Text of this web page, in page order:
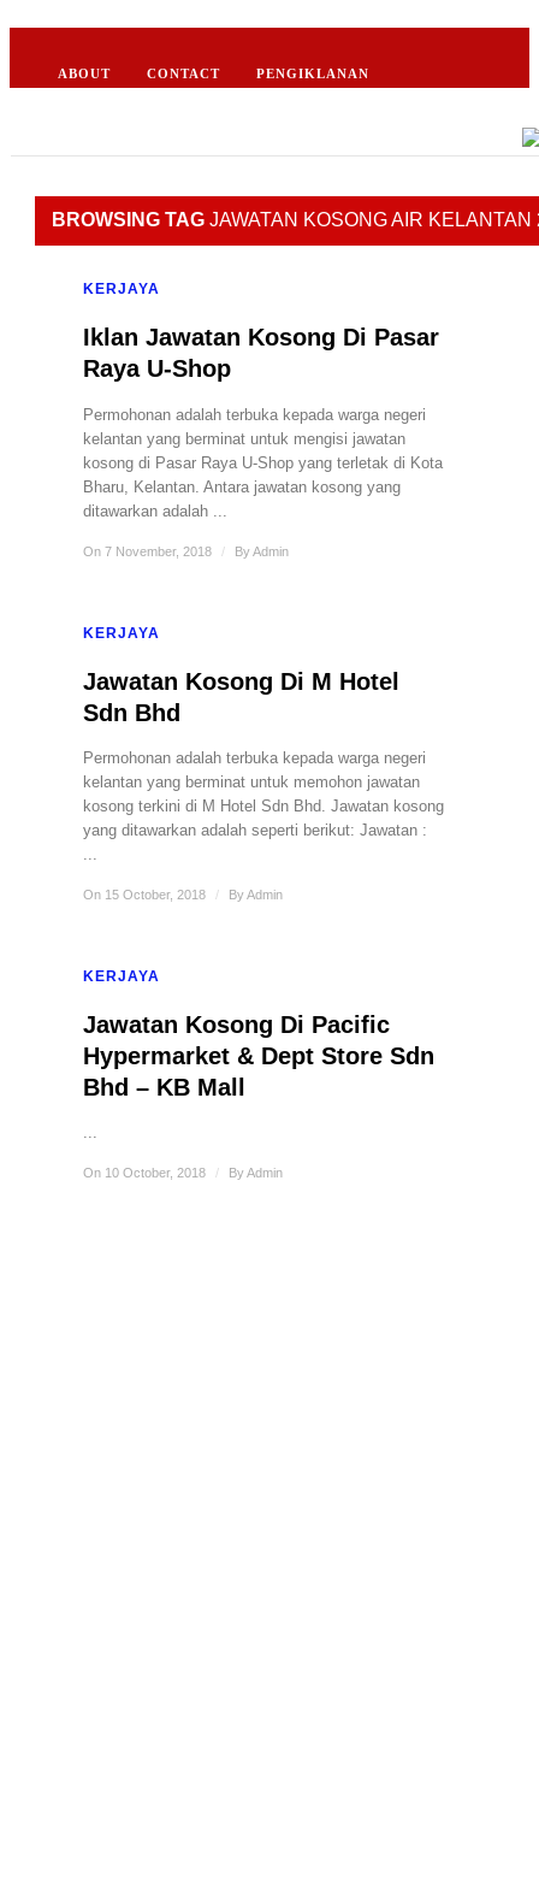
ABOUT CONTACT PENGIKLANAN
BROWSING TAG JAWATAN KOSONG AIR KELANTAN
KERJAYA
Iklan Jawatan Kosong Di Pasar
Raya U-Shop
Permohonan adalah terbuka kepada warga negeri
kelantan yang berminat untuk mengisi jawatan
kosong di Pasar Raya U-Shop yang terletak di Kota
Bharu, Kelantan. Antara jawatan kosong yang
ditawarkan adalah ...
On 7 November, 2018 / ByAdmin
KERJAYA
Jawatan Kosong Di M Hotel
Sdn Bhd
Permohonan adalah terbuka kepada warga negeri
kelantan yang berminat untuk memohon jawatan
kosong terkini di M Hotel Sdn Bhd. Jawatan kosong
yang ditawarkan adalah seperti berikut: Jawatan :
...
On 15 October, 2018 / ByAdmin
KERJAYA
Jawatan Kosong Di Pacific
Hypermarket & Dept Store Sdn
Bhd – KB Mall
...
On 10 October, 2018 / ByAdmin